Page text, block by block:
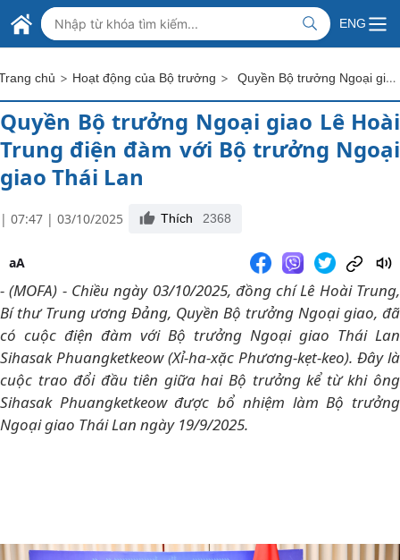
Skip to Main Content
BỘ NGOẠI GIAO VIỆT NAM
MINISTRY OF FOREIGN AFFAIRS
ENG
chủ > Hoạt động của Bộ trưởng > Quyền Bộ trưởng Ngoại giao Lê Hoài Trung điện đàm với Bộ trưởng Ngoại giao Thái Lan
Quyền Bộ trưởng Ngoại giao Lê Hoài
Trung điện đàm với Bộ trưởng Ngoại
giao Thái Lan
| 07:47 | 03/10/2025 Thích 2368
aA
- (MOFA) - Chiều ngày 03/10/2025, đồng chí Lê Hoài Trung,
Bí thư Trung ương Đảng, Quyền Bộ trưởng Ngoại giao, đã
có cuộc điện đàm với Bộ trưởng Ngoại giao Thái Lan
Sihasak Phuangketkeow (Xỉ-ha-xặc Phương-kẹt-keo). Đây là
cuộc trao đổi đầu tiên giữa hai Bộ trưởng kể từ khi ông
Sihasak Phuangketkeow được bổ nhiệm làm Bộ trưởng
Ngoại giao Thái Lan ngày 19/9/2025.